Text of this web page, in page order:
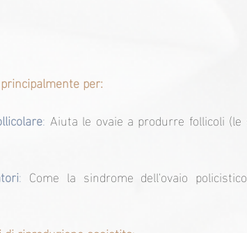
per:
: Aiuta le ovaie a produrre follicoli
: Come la sindrome dell'ovaio